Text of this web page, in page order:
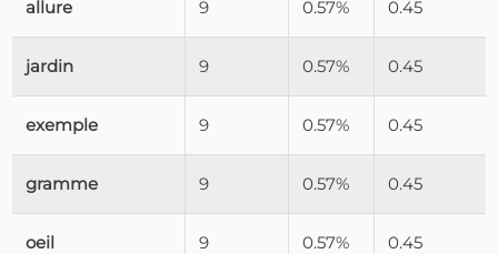
allure 9 0.57% 0.45
jardin 9 0.57% 0.45
exemple 9 0.57% 0.45
gramme 9 0.57% 0.45
oeil 9 0.57% 0.45